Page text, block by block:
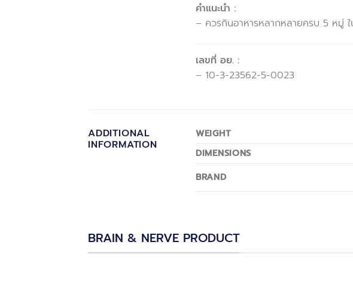
คำแนะนำ :
– ควรกินอาหารหลากหลายครบ 5 หมู่ ใ
เลขที่ อย. :
– 10-3-23562-5-0023
ADDITIONAL
INFORMATION
WEIGHT
DIMENSIONS
BRAND
BRAIN & NERVE PRODUCT